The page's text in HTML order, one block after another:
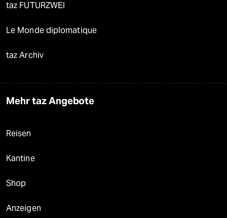
taz FUTURZWEI
Le Monde diplomatique
taz Archiv
Mehr taz Angebote
Reisen
Kantine
Shop
Anzeigen